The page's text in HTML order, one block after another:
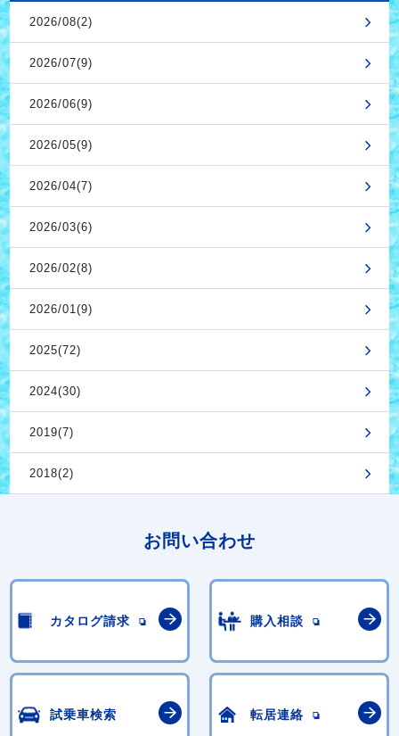
2026/08(2)
2026/07(9)
2026/06(9)
2026/05(9)
2026/04(7)
2026/03(6)
2026/02(8)
2026/01(9)
2025(72)
2024(30)
2019(7)
2018(2)
お問い合わせ
カタログ請求 購入相談
試乗車検索 転居連絡